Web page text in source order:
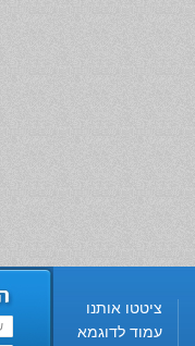
ציטטו אותנו
עמוד לדוגמא